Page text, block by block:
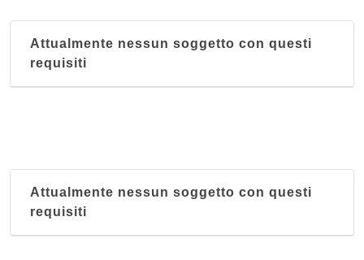
Attualmente nessun soggetto con questi
requisiti
Attualmente nessun soggetto con questi
requisiti